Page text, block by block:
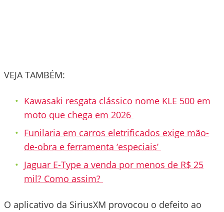
VEJA TAMBÉM:
Kawasaki resgata clássico nome KLE 500 em
moto que chega em 2026
Funilaria em carros eletrificados exige mão-
de-obra e ferramenta ‘especiais’
Jaguar E-Type a venda por menos de R$ 25
mil? Como assim?
O aplicativo da SiriusXM provocou o defeito ao